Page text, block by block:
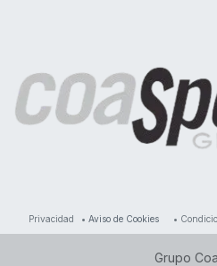
Privacidad • Aviso de Cookies •
Grupo Coas Sport